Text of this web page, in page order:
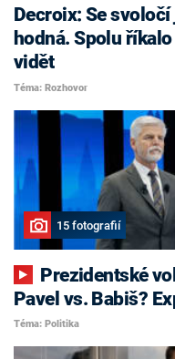
Decroix: Se
hodná. Spolu
vidět
Téma: Rozhovor
15 fotografií
Pavel vs. Babiš?
Téma: Politika